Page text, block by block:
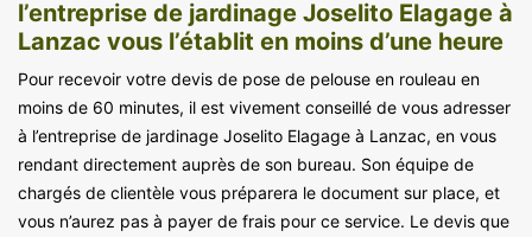
l’entreprise de jardinage Joselito Elagage à
Lanzac vous l’établit en moins d’une heure
Pour recevoir votre devis de pose de pelouse en rouleau en
moins de 60 minutes, il est vivement conseillé de vous adresser
à l’entreprise de jardinage Joselito Elagage à Lanzac, en vous
rendant directement auprès de son bureau. Son équipe de
chargés de clientèle vous préparera le document sur place, et
vous n’aurez pas à payer de frais pour ce service. Le devis que